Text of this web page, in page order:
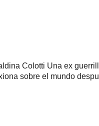
Colotti Una ex
sobre el mundo